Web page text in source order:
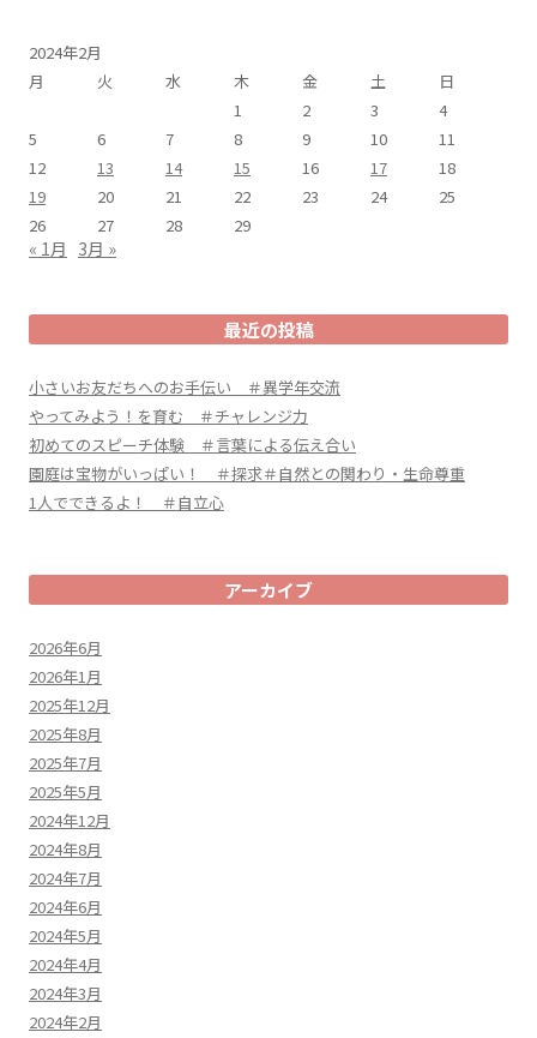
2024年2月
月
火 水 木 金 土
日
1
2 3
4
5
6 7 8 9 10
11
12
13 14 15 16 17
18
19
20 21 22 23 24
25
26
27 28 29
« 1月 3月 »
最近の投稿
小さいお友だちへのお手伝い ＃異学年交流
やってみよう！を育む ＃チャレンジ力
初めてのスピーチ体験 ＃言葉による伝え合い
園庭は宝物がいっぱい！ ＃探求＃自然との関わり・生命尊重
1人でできるよ！ ＃自立心
アーカイブ
2026年6月
2026年1月
2025年12月
2025年8月
2025年7月
2025年5月
2024年12月
2024年8月
2024年7月
2024年6月
2024年5月
2024年4月
2024年3月
2024年2月